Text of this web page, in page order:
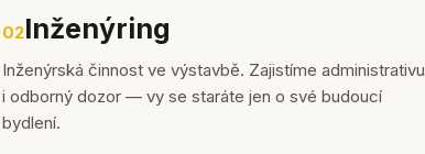
02Inženýring
Inženýrská činnost ve výstavbě. Zajistíme administrativu
i odborný dozor — vy se staráte jen o své budoucí
bydlení.